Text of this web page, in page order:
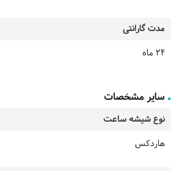
مدت گارانتی
24 ماه
سایر مشخصات
نوع شیشه ساعت
هاردکس